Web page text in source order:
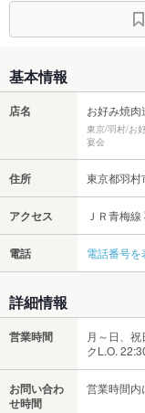
基本情報
店名 お好み焼
東京/羽村/お
宴会
住所 東京都羽村
アクセス ＪＲ青梅
電話 電話番号を
詳細情報
営業時間
月～日、
クL.O.
お問い合わ
せ時間
営業時間内